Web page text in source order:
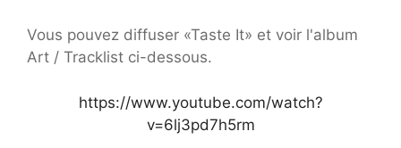
Vous pouvez diffuser «Taste It» et voir l'album
Art / Tracklist ci-dessous.
https://www.youtube.com/watch?
v=6lj3pd7h5rm